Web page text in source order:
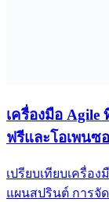
เครื่องมือ Agile
ฟรีและโอเพนซ
เปรียบเทียบเครื่อ
แผนสปรินต์ การจั